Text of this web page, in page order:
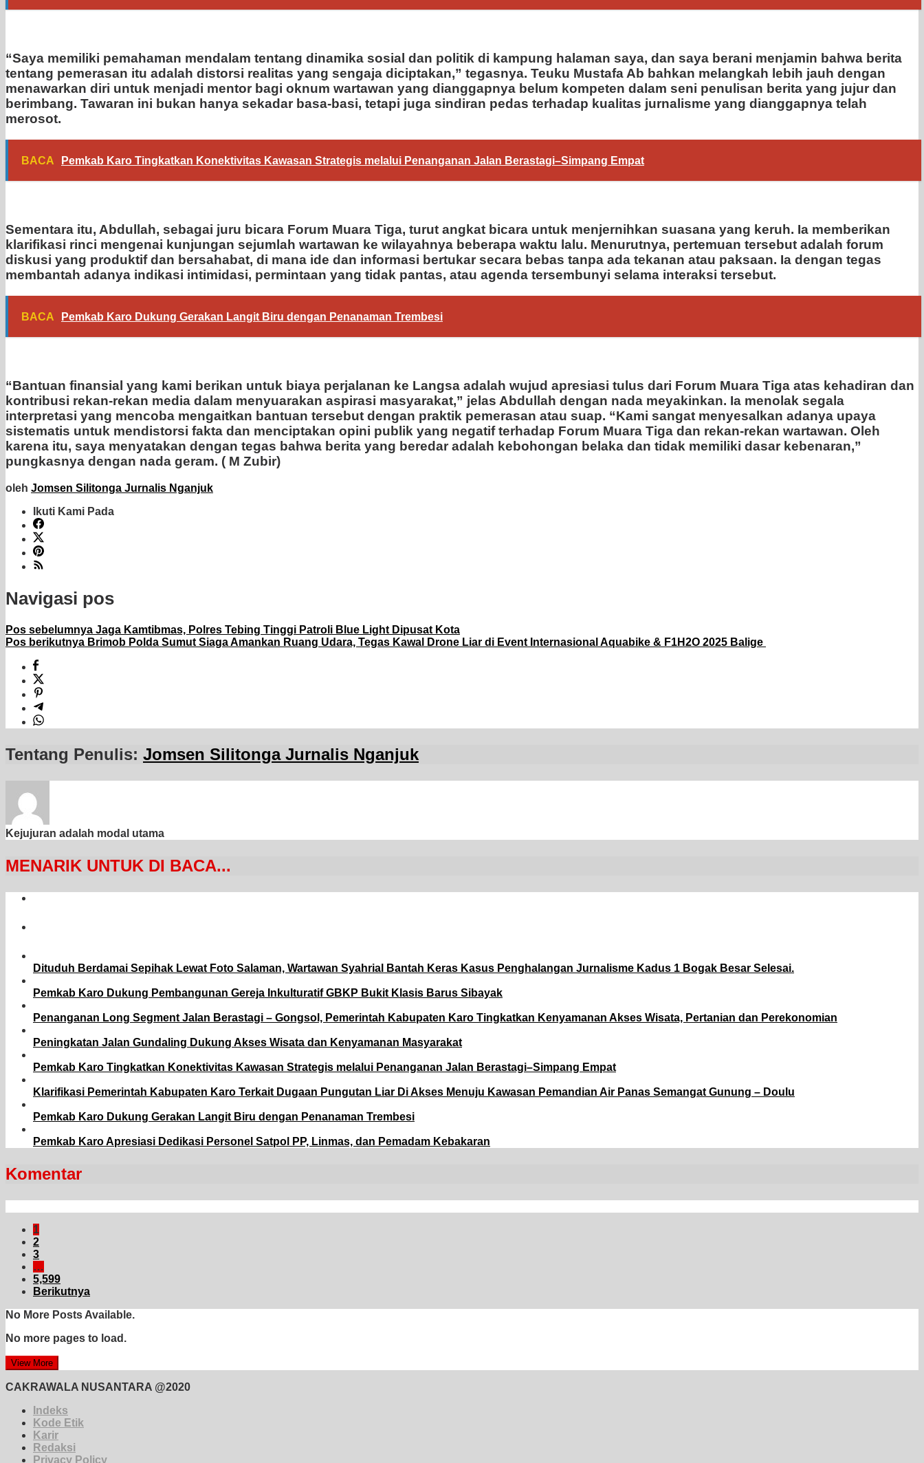
“Saya memiliki pemahaman mendalam tentang dinamika sosial dan politik di kampung halaman saya, dan saya berani menjamin bahwa berita
tentang pemerasan itu adalah distorsi realitas yang sengaja diciptakan,” tegasnya. Teuku Mustafa Ab bahkan melangkah lebih jauh dengan
menawarkan diri untuk menjadi mentor bagi oknum wartawan yang dianggapnya belum kompeten dalam seni penulisan berita yang jujur dan
berimbang. Tawaran ini bukan hanya sekadar basa-basi, tetapi juga sindiran pedas terhadap kualitas jurnalisme yang dianggapnya telah
merosot.
BACA Pemkab Karo Tingkatkan Konektivitas Kawasan Strategis melalui Penanganan Jalan Berastagi–Simpang Empat
Sementara itu, Abdullah, sebagai juru bicara Forum Muara Tiga, turut angkat bicara untuk menjernihkan suasana yang keruh. Ia memberikan
klarifikasi rinci mengenai kunjungan sejumlah wartawan ke wilayahnya beberapa waktu lalu. Menurutnya, pertemuan tersebut adalah forum
diskusi yang produktif dan bersahabat, di mana ide dan informasi bertukar secara bebas tanpa ada tekanan atau paksaan. Ia dengan tegas
membantah adanya indikasi intimidasi, permintaan yang tidak pantas, atau agenda tersembunyi selama interaksi tersebut.
BACA Pemkab Karo Dukung Gerakan Langit Biru dengan Penanaman Trembesi
“Bantuan finansial yang kami berikan untuk biaya perjalanan ke Langsa adalah wujud apresiasi tulus dari Forum Muara Tiga atas kehadiran dan
kontribusi rekan-rekan media dalam menyuarakan aspirasi masyarakat,” jelas Abdullah dengan nada meyakinkan. Ia menolak segala
interpretasi yang mencoba mengaitkan bantuan tersebut dengan praktik pemerasan atau suap. “Kami sangat menyesalkan adanya upaya
sistematis untuk mendistorsi fakta dan menciptakan opini publik yang negatif terhadap Forum Muara Tiga dan rekan-rekan wartawan. Oleh
karena itu, saya menyatakan dengan tegas bahwa berita yang beredar adalah kebohongan belaka dan tidak memiliki dasar kebenaran,”
pungkasnya dengan nada geram. ( M Zubir)
oleh Jomsen Silitonga Jurnalis Nganjuk
Ikuti Kami Pada
Navigasi pos
Pos sebelumnya Jaga Kamtibmas, Polres Tebing Tinggi Patroli Blue Light Dipusat Kota
Pos berikutnya Brimob Polda Sumut Siaga Amankan Ruang Udara, Tegas Kawal Drone Liar di Event Internasional Aquabike & F1H2O 2025 Balige
Tentang Penulis: Jomsen Silitonga Jurnalis Nganjuk
Kejujuran adalah modal utama
MENARIK UNTUK DI BACA...
Dituduh Berdamai Sepihak Lewat Foto Salaman, Wartawan Syahrial Bantah Keras Kasus Penghalangan Jurnalisme Kadus 1 Bogak Besar Selesai.
Pemkab Karo Dukung Pembangunan Gereja Inkulturatif GBKP Bukit Klasis Barus Sibayak
Penanganan Long Segment Jalan Berastagi – Gongsol, Pemerintah Kabupaten Karo Tingkatkan Kenyamanan Akses Wisata, Pertanian dan Perekonomian
Peningkatan Jalan Gundaling Dukung Akses Wisata dan Kenyamanan Masyarakat
Pemkab Karo Tingkatkan Konektivitas Kawasan Strategis melalui Penanganan Jalan Berastagi–Simpang Empat
Klarifikasi Pemerintah Kabupaten Karo Terkait Dugaan Pungutan Liar Di Akses Menuju Kawasan Pemandian Air Panas Semangat Gunung – Doulu
Pemkab Karo Dukung Gerakan Langit Biru dengan Penanaman Trembesi
Pemkab Karo Apresiasi Dedikasi Personel Satpol PP, Linmas, dan Pemadam Kebakaran
Komentar
1
2
3
…
5,599
Berikutnya
No More Posts Available.
No more pages to load.
View More
CAKRAWALA NUSANTARA @2020
Indeks
Kode Etik
Karir
Redaksi
Privacy Policy